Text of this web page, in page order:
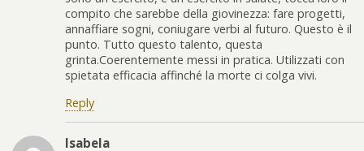
compito che sarebbe della giovinezza: fare progetti,
annaffiare sogni, coniugare verbi al futuro. Questo è il
punto. Tutto questo talento, questa
grinta.Coerentemente messi in pratica. Utilizzati con
spietata efficacia affinché la morte ci colga vivi.
Reply
Isabela